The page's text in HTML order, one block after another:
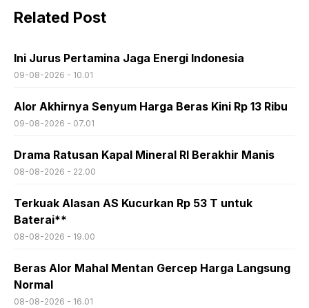
Related Post
Ini Jurus Pertamina Jaga Energi Indonesia
09-08-2026 - 10.01
Alor Akhirnya Senyum Harga Beras Kini Rp 13 Ribu
09-08-2026 - 07.01
Drama Ratusan Kapal Mineral RI Berakhir Manis
08-08-2026 - 22.00
Terkuak Alasan AS Kucurkan Rp 53 T untuk
Baterai**
08-08-2026 - 19.00
Beras Alor Mahal Mentan Gercep Harga Langsung
Normal
08-08-2026 - 16.01